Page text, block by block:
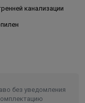
работает
гарантируют
протечки
канализации
без уведомления